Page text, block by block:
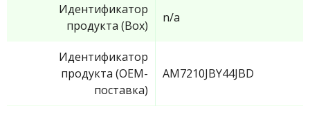
Идентификатор
продукта (Box)
n/a
Идентификатор
продукта (OEM-
поставка)
AM7210JBY44JBD